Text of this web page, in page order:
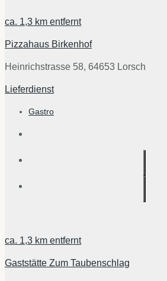
ca. 1,3 km entfernt
Pizzahaus Birkenhof
Heinrichstrasse 58, 64653 Lorsch
Lieferdienst
Gastro
ca. 1,3 km entfernt
Gaststätte Zum Taubenschlag